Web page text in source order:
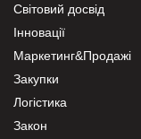
Світовий досвід
Інновації
Маркетинг&Продажі
Закупки
Логістика
Закон